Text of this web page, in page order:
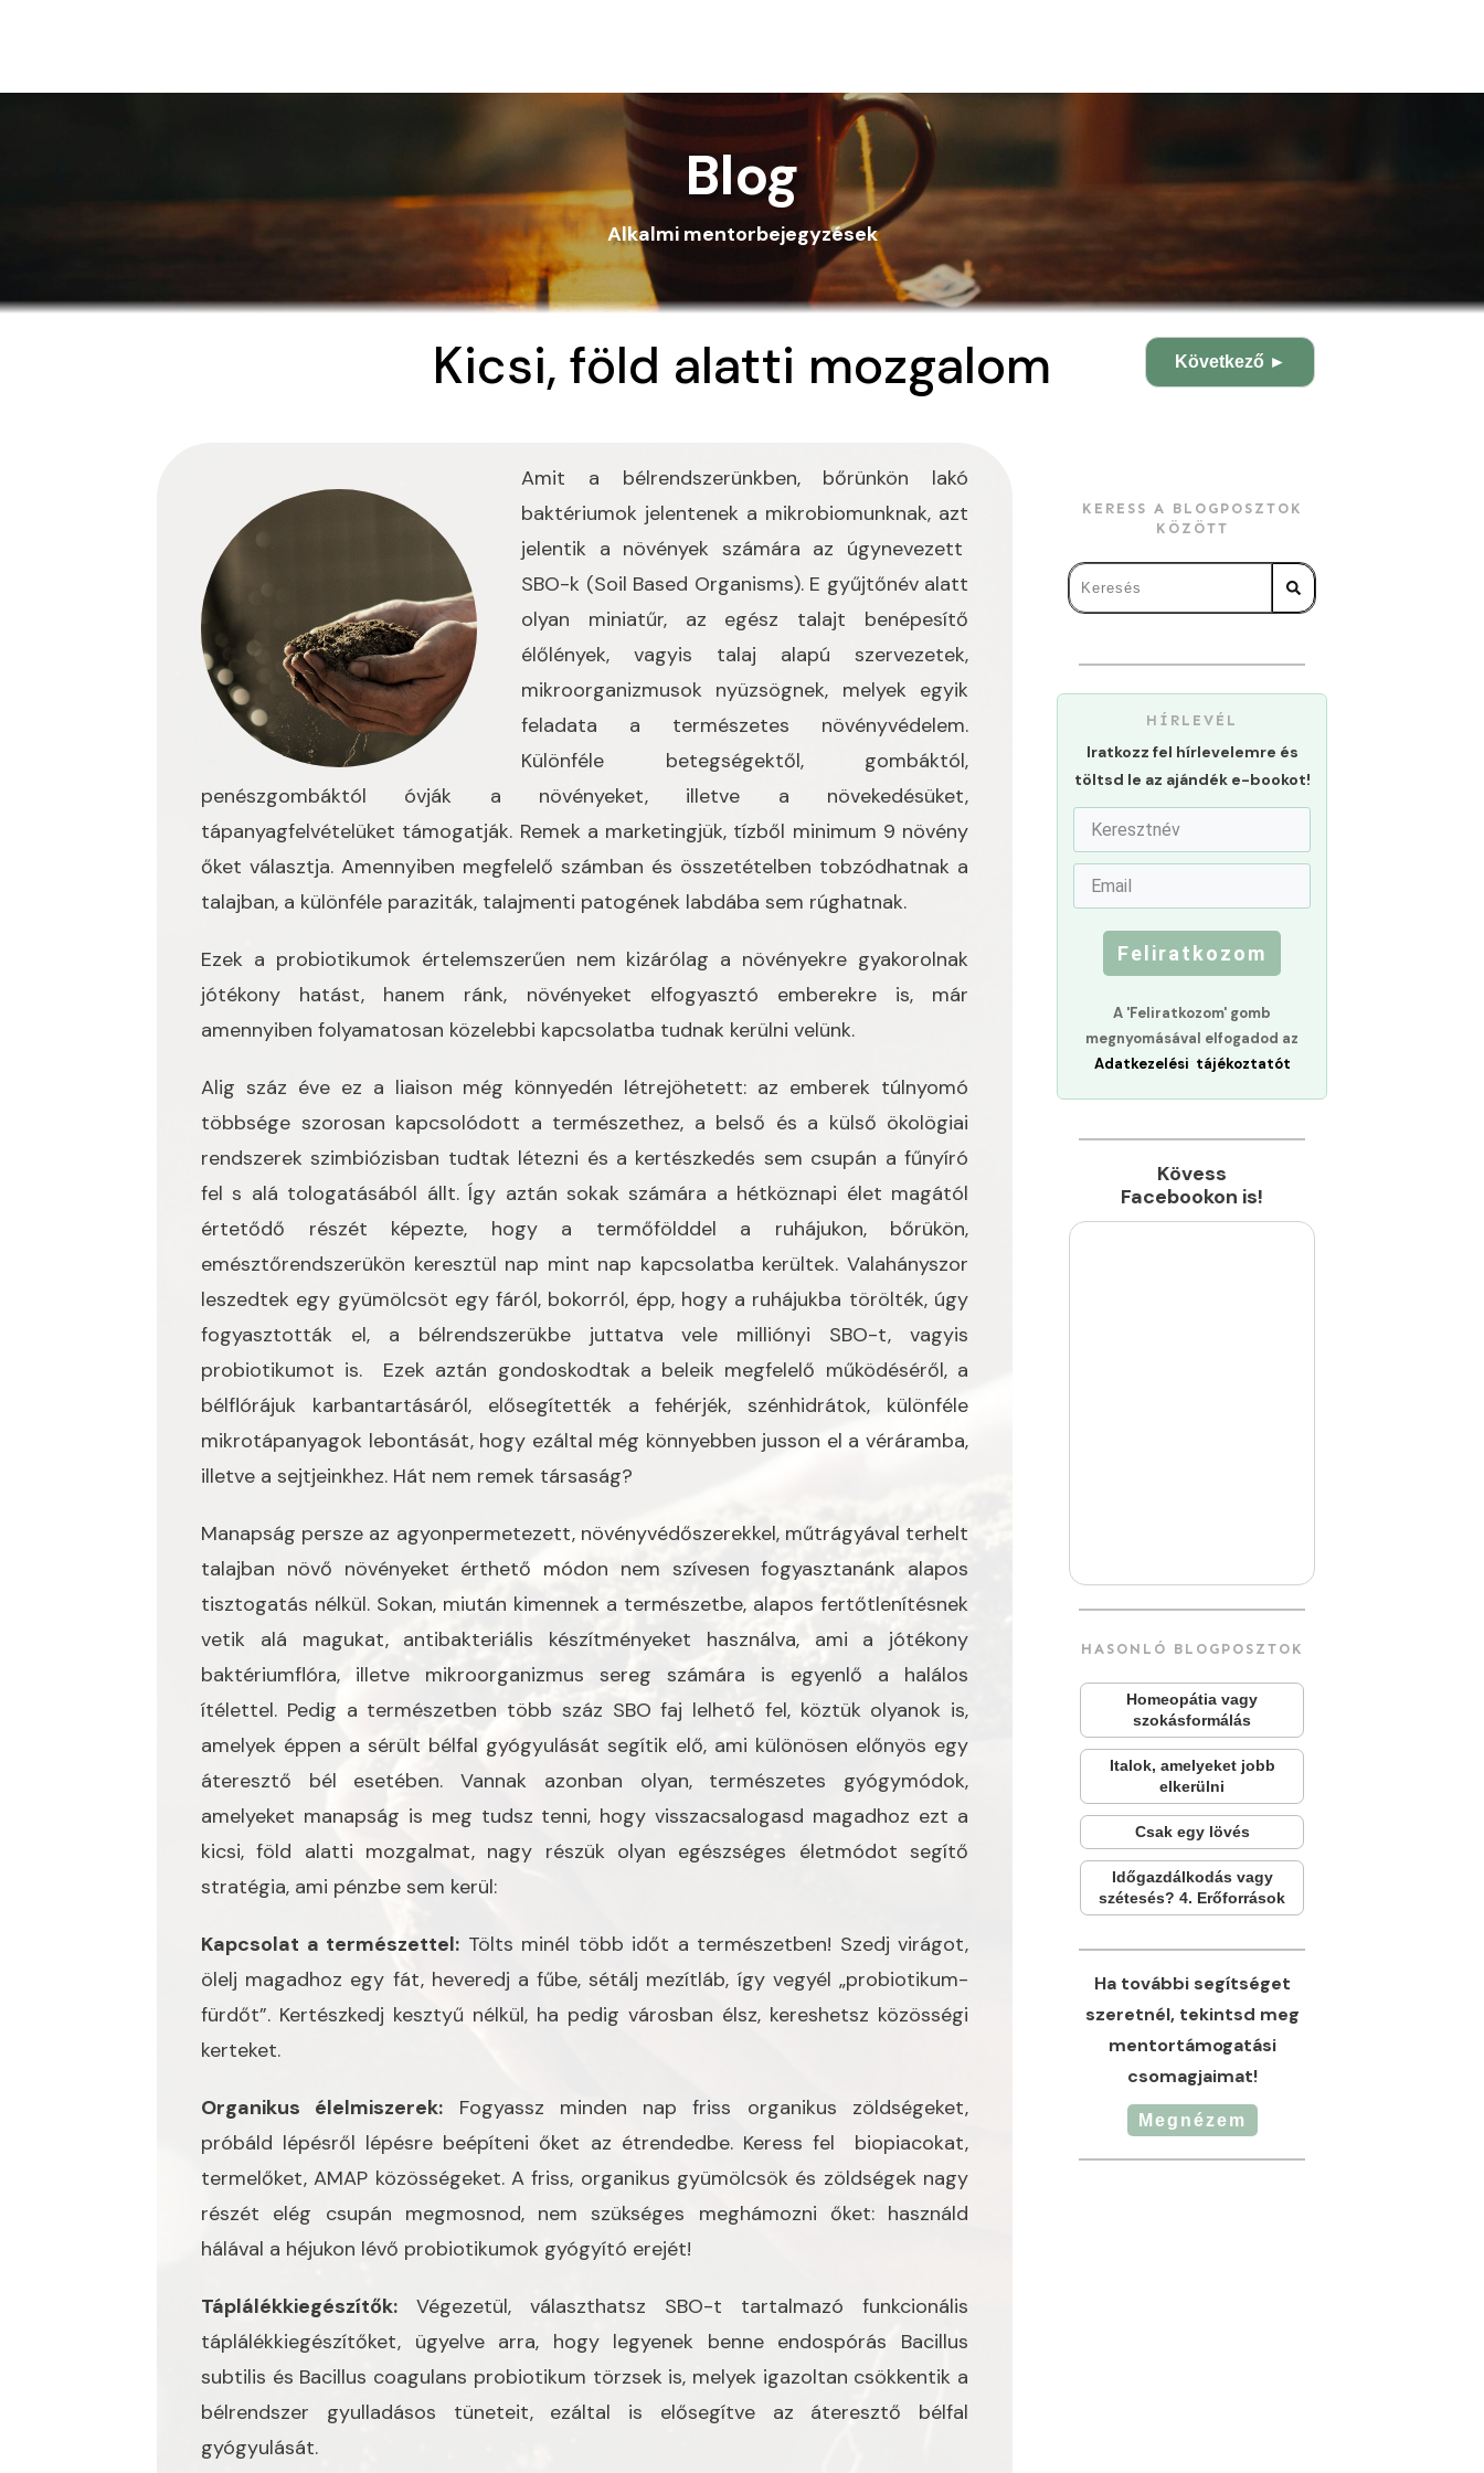
Blog
Alkalmi mentorbejegyzések
Következő ►
Kicsi, föld alatti mozgalom
Amit a bélrendszerünkben, bőrünkön lakó
baktériumok jelentenek a mikrobiomunknak, azt
jelentik a növények számára az úgynevezett
SBO-k (Soil Based Organisms). E gyűjtőnév alatt
olyan miniatűr, az egész talajt benépesítő
élőlények, vagyis talaj alapú szervezetek,
mikroorganizmusok nyüzsögnek, melyek egyik
feladata a természetes növényvédelem.
Különféle betegségektől, gombáktól,
penészgombáktól óvják a növényeket, illetve a növekedésüket,
tápanyagfelvételüket támogatják. Remek a marketingjük, tízből minimum 9 növény
őket választja. Amennyiben megfelelő számban és összetételben tobzódhatnak a
talajban, a különféle paraziták, talajmenti patogének labdába sem rúghatnak.
Ezek a probiotikumok értelemszerűen nem kizárólag a növényekre gyakorolnak
jótékony hatást, hanem ránk, növényeket elfogyasztó emberekre is, már
amennyiben folyamatosan közelebbi kapcsolatba tudnak kerülni velünk.
Alig száz éve ez a liaison még könnyedén létrejöhetett: az emberek túlnyomó
többsége szorosan kapcsolódott a természethez, a belső és a külső ökolögiai
rendszerek szimbiózisban tudtak létezni és a kertészkedés sem csupán a fűnyíró
fel s alá tologatásából állt. Így aztán sokak számára a hétköznapi élet magától
értetődő részét képezte, hogy a termőfölddel a ruhájukon, bőrükön,
emésztőrendszerükön keresztül nap mint nap kapcsolatba kerültek. Valahányszor
leszedtek egy gyümölcsöt egy fáról, bokorról, épp, hogy a ruhájukba törölték, úgy
fogyasztották el, a bélrendszerükbe juttatva vele milliónyi SBO-t, vagyis
probiotikumot is. Ezek aztán gondoskodtak a beleik megfelelő működéséről, a
bélflórájuk karbantartásáról, elősegítették a fehérjék, szénhidrátok, különféle
mikrotápanyagok lebontását, hogy ezáltal még könnyebben jusson el a véráramba,
illetve a sejtjeinkhez. Hát nem remek társaság?
Manapság persze az agyonpermetezett, növényvédőszerekkel, műtrágyával terhelt
talajban növő növényeket érthető módon nem szívesen fogyasztanánk alapos
tisztogatás nélkül. Sokan, miután kimennek a természetbe, alapos fertőtlenítésnek
vetik alá magukat, antibakteriális készítményeket használva, ami a jótékony
baktériumflóra, illetve mikroorganizmus sereg számára is egyenlő a halálos
ítélettel. Pedig a természetben több száz SBO faj lelhető fel, köztük olyanok is,
amelyek éppen a sérült bélfal gyógyulását segítik elő, ami különösen előnyös egy
áteresztő bél esetében. Vannak azonban olyan, természetes gyógymódok,
amelyeket manapság is meg tudsz tenni, hogy visszacsalogasd magadhoz ezt a
kicsi, föld alatti mozgalmat, nagy részük olyan egészséges életmódot segítő
stratégia, ami pénzbe sem kerül:
Kapcsolat a természettel: Tölts minél több időt a természetben! Szedj virágot,
ölelj magadhoz egy fát, heveredj a fűbe, sétálj mezítláb, így vegyél „probiotikum-
fürdőt”. Kertészkedj kesztyű nélkül, ha pedig városban élsz, kereshetsz közösségi
kerteket.
Organikus élelmiszerek: Fogyassz minden nap friss organikus zöldségeket,
próbáld lépésről lépésre beépíteni őket az étrendedbe. Keress fel biopiacokat,
termelőket, AMAP közösségeket. A friss, organikus gyümölcsök és zöldségek nagy
részét elég csupán megmosnod, nem szükséges meghámozni őket: használd
hálával a héjukon lévő probiotikumok gyógyító erejét!
Táplálékkiegészítők: Végezetül, választhatsz SBO-t tartalmazó funkcionális
táplálékkiegészítőket, ügyelve arra, hogy legyenek benne endospórás Bacillus
subtilis és Bacillus coagulans probiotikum törzsek is, melyek igazoltan csökkentik a
bélrendszer gyulladásos tüneteit, ezáltal is elősegítve az áteresztő bélfal
gyógyulását.
KERESS A BLOGPOSZTOK
KÖZÖTT
HÍRLEVÉL
Iratkozz fel hírlevelemre és
töltsd le az ajándék e-bookot!
Feliratkozom
A 'Feliratkozom' gomb
megnyomásával elfogadod az
Adatkezelési tájékoztatót
Kövess
Facebookon is!
HASONLÓ BLOGPOSZTOK
Homeopátia vagy
szokásformálás
Italok, amelyeket jobb
elkerülni
Csak egy lövés
Időgazdálkodás vagy
szétesés? 4. Erőforrások
Ha további segítséget
szeretnél, tekintsd meg
mentortámogatási
csomagjaimat!
Megnézem